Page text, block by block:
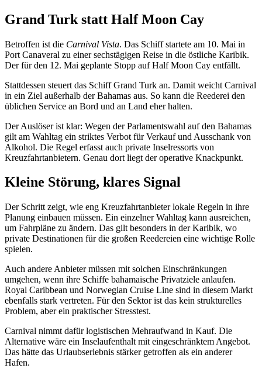
Grand Turk statt Half Moon Cay
Betroffen ist die Carnival Vista. Das Schiff startete am 10. Mai in
Port Canaveral zu einer sechstägigen Reise in die östliche Karibik.
Der für den 12. Mai geplante Stopp auf Half Moon Cay entfällt.
Stattdessen steuert das Schiff Grand Turk an. Damit weicht Carnival
in ein Ziel außerhalb der Bahamas aus. So kann die Reederei den
üblichen Service an Bord und an Land eher halten.
Der Auslöser ist klar: Wegen der Parlamentswahl auf den Bahamas
gilt am Wahltag ein striktes Verbot für Verkauf und Ausschank von
Alkohol. Die Regel erfasst auch private Inselressorts von
Kreuzfahrtanbietern. Genau dort liegt der operative Knackpunkt.
Kleine Störung, klares Signal
Der Schritt zeigt, wie eng Kreuzfahrtanbieter lokale Regeln in ihre
Planung einbauen müssen. Ein einzelner Wahltag kann ausreichen,
um Fahrpläne zu ändern. Das gilt besonders in der Karibik, wo
private Destinationen für die großen Reedereien eine wichtige Rolle
spielen.
Auch andere Anbieter müssen mit solchen Einschränkungen
umgehen, wenn ihre Schiffe bahamaische Privatziele anlaufen.
Royal Caribbean und Norwegian Cruise Line sind in diesem Markt
ebenfalls stark vertreten. Für den Sektor ist das kein strukturelles
Problem, aber ein praktischer Stresstest.
Carnival nimmt dafür logistischen Mehraufwand in Kauf. Die
Alternative wäre ein Inselaufenthalt mit eingeschränktem Angebot.
Das hätte das Urlaubserlebnis stärker getroffen als ein anderer
Hafen.